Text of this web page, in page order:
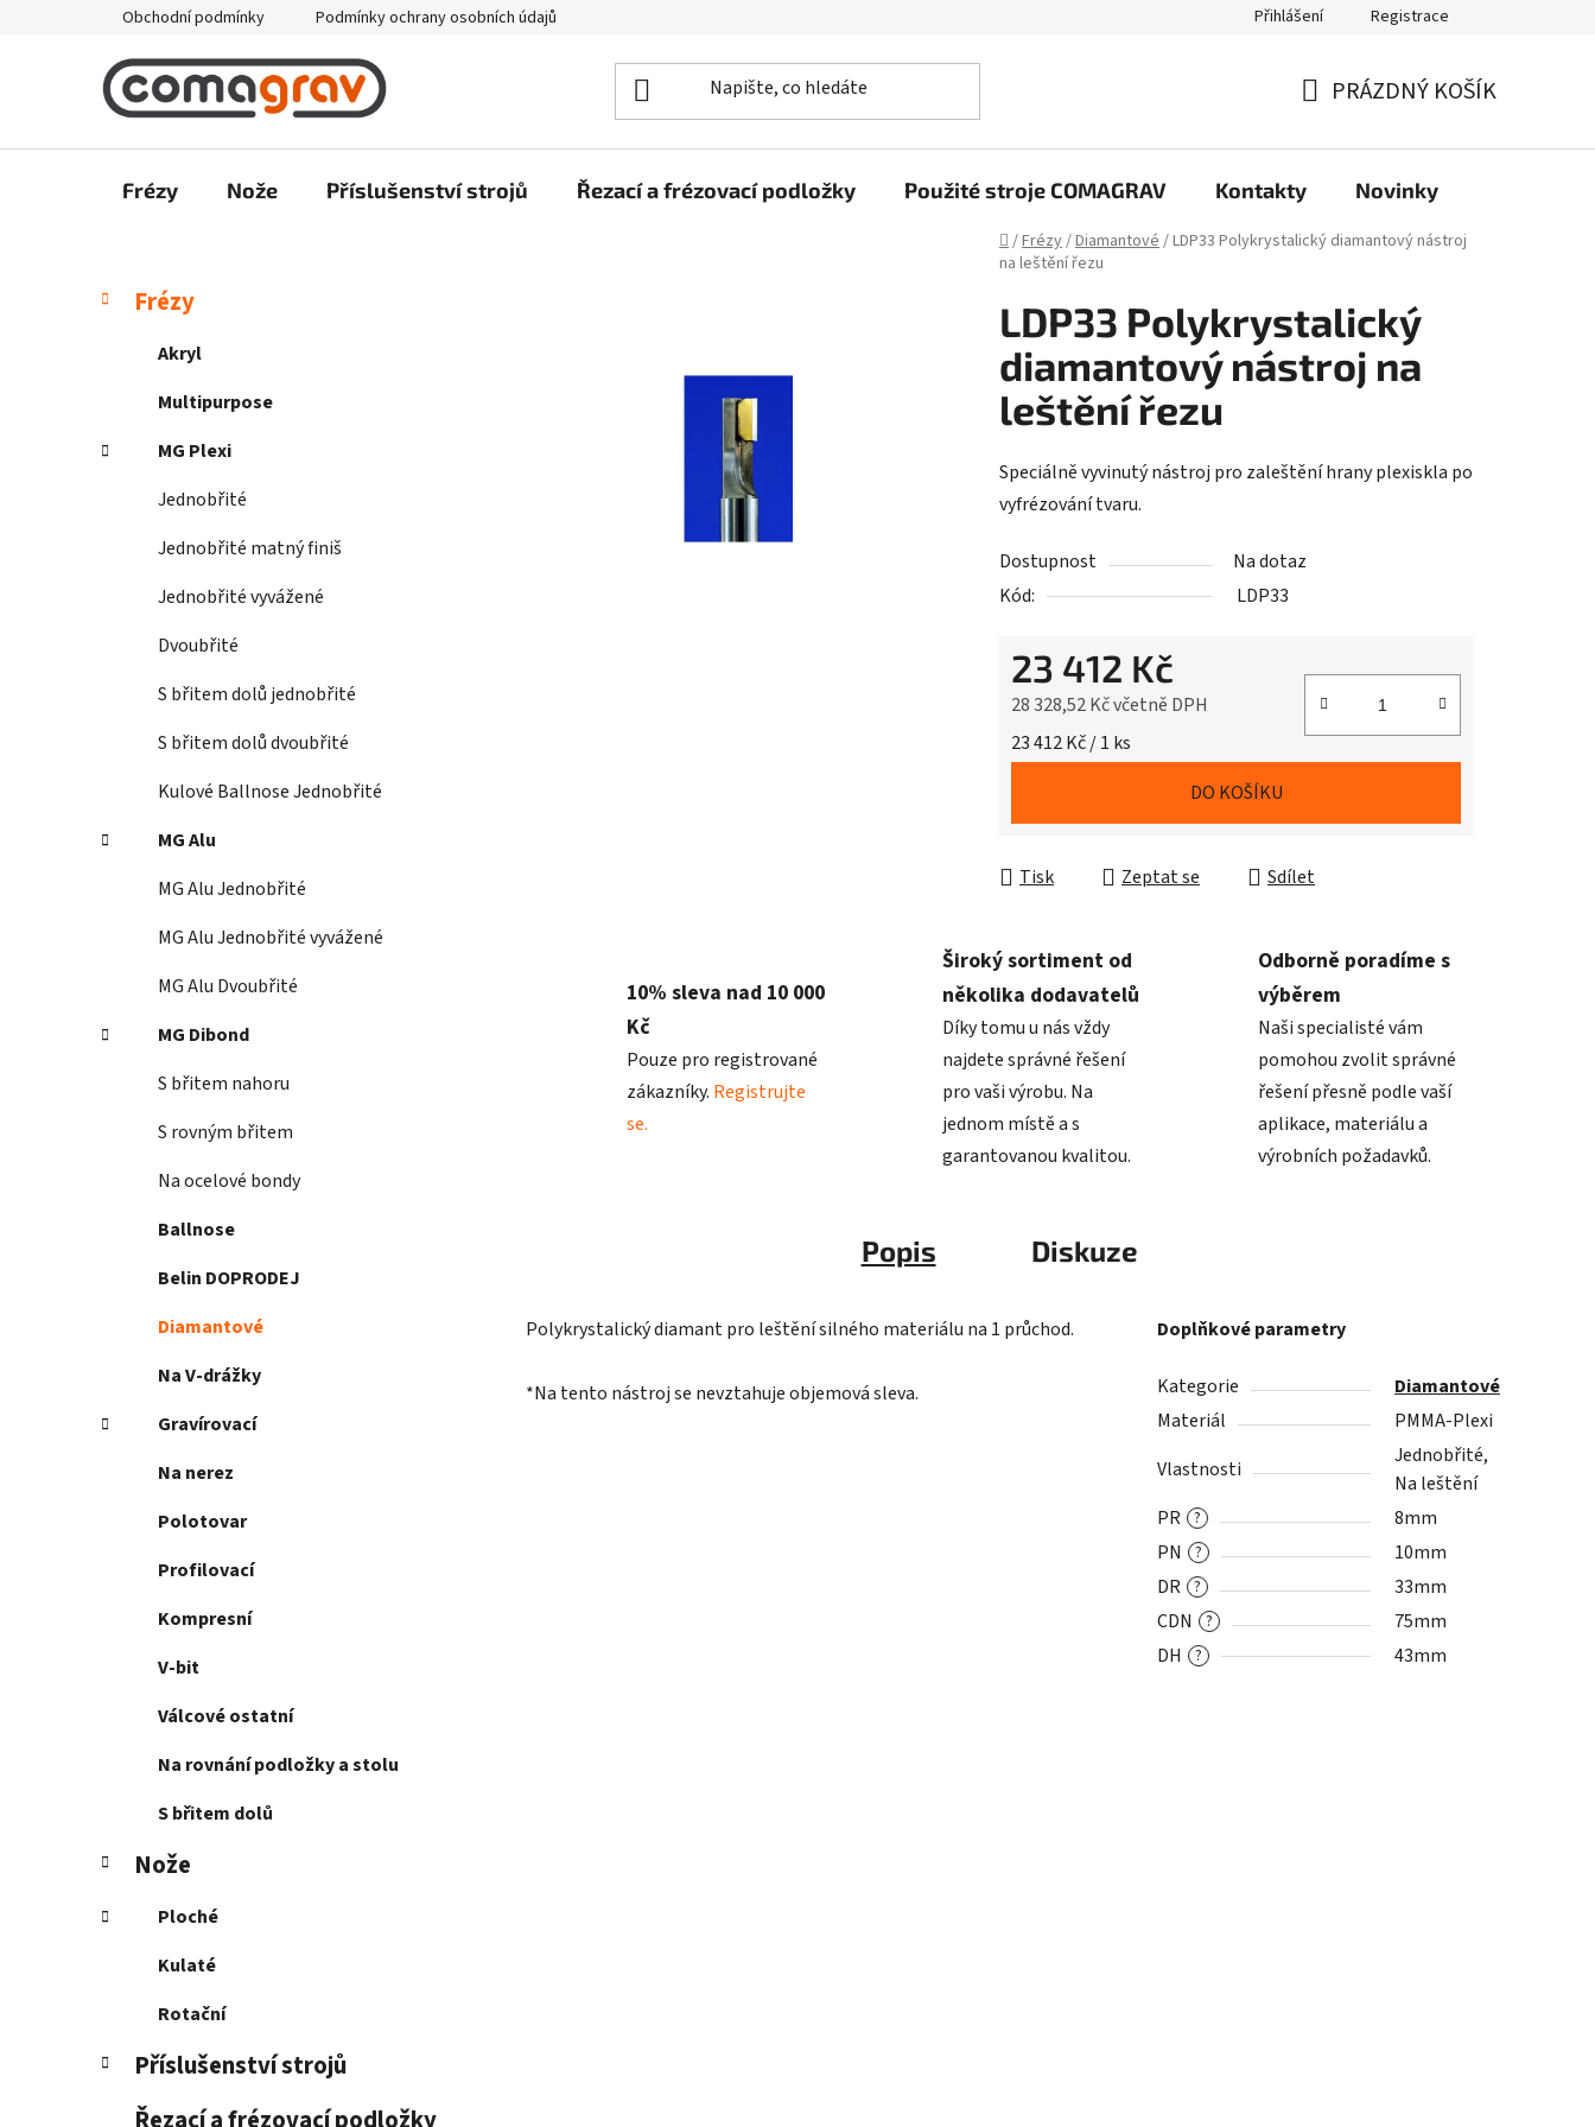
Obchodní podmínky Podmínky ochrany osobních údajů Přihlášení Registrace
KOŠÍK
PRÁZDNÝ KOŠÍK
Frézy Nože Příslušenství strojů Řezací a frézovací podložky Použité stroje COMAGRAV Kontakty Novinky
Domů
/Frézy/Diamantové/LDP33 Polykrystalický diamantový nástroj
na leštění řezu
P
a
Přeskočit
kategorie
K
a
r
Frézy
Akryl
Multipurpose
MG Plexi
Jednobřité
Jednobřité matný finiš
Jednobřité vyvážené
Dvoubřité
S břitem dolů jednobřité
S břitem dolů dvoubřité
Kulové Ballnose Jednobřité
MG Alu
MG Alu Jednobřité
MG Alu Jednobřité vyvážené
MG Alu Dvoubřité
MG Dibond
S břitem nahoru
S rovným břitem
Na ocelové bondy
Ballnose
Belin DOPRODEJ
Diamantové
Na V-drážky
Gravírovací
Na nerez
Polotovar
Profilovací
Kompresní
V-bit
Válcové ostatní
Na rovnání podložky a stolu
S břitem dolů
Nože
Ploché
Kulaté
Rotační
Příslušenství strojů
LDP33 Polykrystalický
diamantový nástroj na
leštění řezu
Speciálně vyvinutý nástroj pro zaleštění hrany plexiskla po
vyfrézování tvaru.
Dostupnost
Na dotaz
Kód:
LDP33
23 412 Kč
28 328,52 Kč včetně DPH
Měrná cena:
23 412 Kč / 1 ks
DO KOŠÍKU
Tisk Zeptat se Sdílet
10% sleva nad 10 000
Kč
Pouze pro registrované
zákazníky. Registrujte
se.
Široký sortiment od
několika dodavatelů
Díky tomu u nás vždy
najdete správné řešení
pro vaši výrobu. Na
jednom místě a s
garantovanou kvalitou.
Odborně poradíme s
výběrem
Naši specialisté vám
pomohou zvolit správné
řešení přesně podle vaší
aplikace, materiálu a
výrobních požadavků.
Popis Diskuze
Polykrystalický diamant pro leštění silného materiálu na 1 průchod.
*Na tento nástroj se nevztahuje objemová sleva.
Doplňkové parametry
Kategorie
Diamantové
Materiál
PMMA-Plexi
Vlastnosti
Jednobřité,
Na leštění
?
PR 8mm
?
PN 10mm
?
DR 33mm
?
CDN 75mm
?
DH 43mm